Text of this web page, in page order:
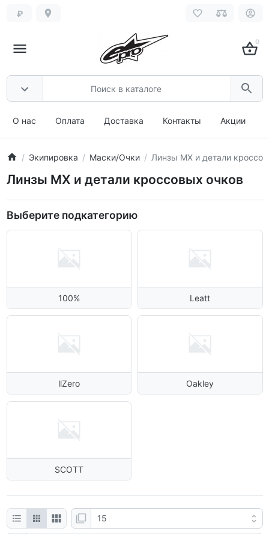
₽
0
О нас Оплата Доставка Контакты Акции
Экипировка Маски/Очки Линзы MX и детали
Линзы MX и детали кроссовых очков
Выберите подкатегорию
100% Leatt
llZero Oakley
SCOTT